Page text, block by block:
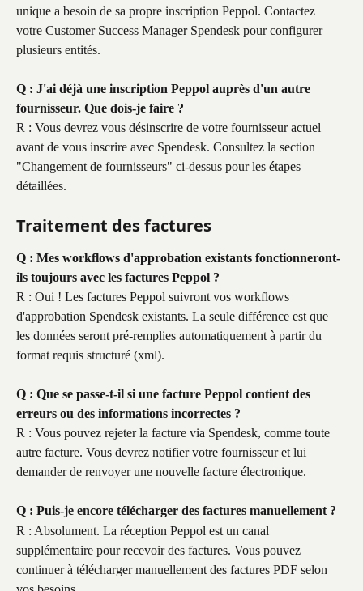
unique a besoin de sa propre inscription Peppol. Contactez
votre Customer Success Manager Spendesk pour configurer
plusieurs entités.
Q : J'ai déjà une inscription Peppol auprès d'un autre
fournisseur. Que dois-je faire ?
R : Vous devrez vous désinscrire de votre fournisseur actuel
avant de vous inscrire avec Spendesk. Consultez la section
"Changement de fournisseurs" ci-dessus pour les étapes
détaillées.
Traitement des factures
Q : Mes workflows d'approbation existants fonctionneront-
ils toujours avec les factures Peppol ?
R : Oui ! Les factures Peppol suivront vos workflows
d'approbation Spendesk existants. La seule différence est que
les données seront pré-remplies automatiquement à partir du
format requis structuré (xml).
Q : Que se passe-t-il si une facture Peppol contient des
erreurs ou des informations incorrectes ?
R : Vous pouvez rejeter la facture via Spendesk, comme toute
autre facture. Vous devrez notifier votre fournisseur et lui
demander de renvoyer une nouvelle facture électronique.
Q : Puis-je encore télécharger des factures manuellement ?
R : Absolument. La réception Peppol est un canal
supplémentaire pour recevoir des factures. Vous pouvez
continuer à télécharger manuellement des factures PDF selon